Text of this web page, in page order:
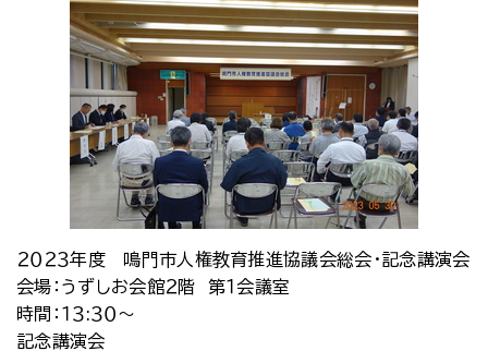
２０２３年度 鳴門市人権教育推進協議会総会・記念講演会
会場：うずしお会館２階 第１会議室
時間：１３:３０～
記念講演会